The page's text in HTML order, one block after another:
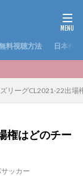
料視聴方法 日本代表
リーグCL2021-22出場
権はどのチー
ッカー